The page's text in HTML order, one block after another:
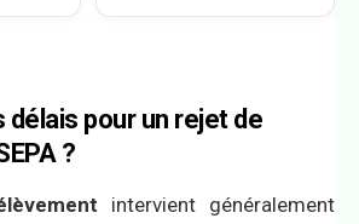
délais pour un rejet de
?
intervient généralement